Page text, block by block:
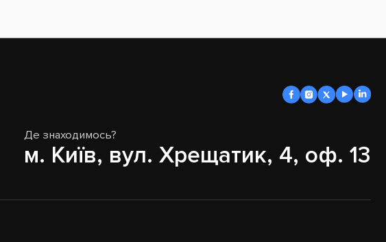
Де знаходимось?
м. Київ, вул. Хрещатик, 4, оф. 13